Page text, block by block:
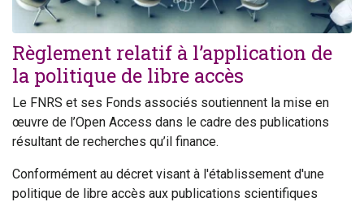
Règlement relatif à l’application de
la politique de libre accès
Le FNRS et ses Fonds associés soutiennent la mise en
œuvre de l’Open Access dans le cadre des publications
résultant de recherches qu’il finance.
Conformément au décret visant à l'établissement d'une
politique de libre accès aux publications scientifiques